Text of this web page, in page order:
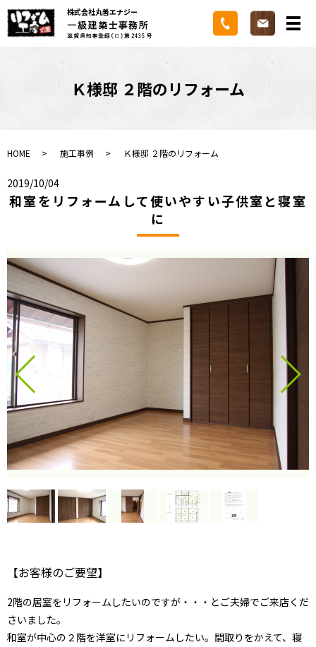
メ
株式会社丸善エナジー
Ｋ様邸 ２階のリフォーム
HOME 施工事例 Ｋ様邸 ２階のリフォーム
2019/10/04
和室をリフォームして使いやすい子供室と寝室
に
【お客様のご要望】
2階の居室をリフォームしたいのですが・・・とご夫婦でご来店くだ
さいました。
和室が中心の２階を洋室にリフォームしたい。間取りをかえて、寝